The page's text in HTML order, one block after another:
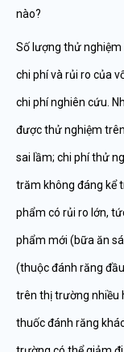
nào?
Số lượng thử
chi phí và rủi ro của
chi phí nghiên cứu.
được thử nghiệm
sai lầm; chi phí thử
trăm không đáng kể
phẩm có rủi ro lớn,
phẩm mới (bữa ăn
(thuộc đánh răng
trên thị trường nhiều
thuốc đánh răng